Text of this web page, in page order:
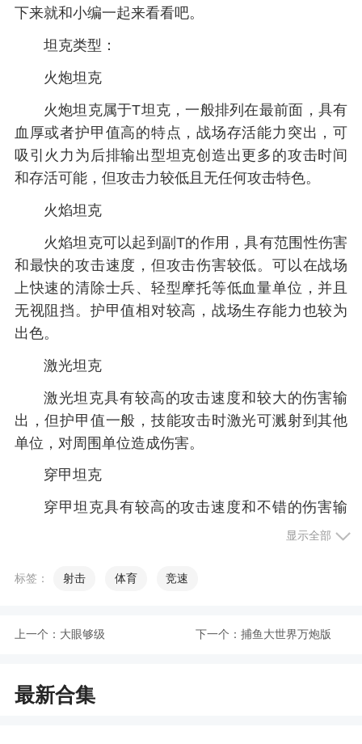
下来就和小编一起来看看吧。
坦克类型：
火炮坦克
火炮坦克属于T坦克，一般排列在最前面，具有
血厚或者护甲值高的特点，战场存活能力突出，可
吸引火力为后排输出型坦克创造出更多的攻击时间
和存活可能，但攻击力较低且无任何攻击特色。
火焰坦克
火焰坦克可以起到副T的作用，具有范围性伤害
和最快的攻击速度，但攻击伤害较低。可以在战场
上快速的清除士兵、轻型摩托等低血量单位，并且
无视阻挡。护甲值相对较高，战场生存能力也较为
出色。
激光坦克
激光坦克具有较高的攻击速度和较大的伤害输
出，但护甲值一般，技能攻击时激光可溅射到其他
单位，对周围单位造成伤害。
穿甲坦克
穿甲坦克具有较高的攻击速度和不错的伤害输
出，特别是针对重甲类单位，具有攻击的加成效
高爆坦克
性伤害，但攻速较慢，同时护甲值极低，战场生存
5种坦克，拥有3种护甲类型。攻击类型和护甲
显示全部
标签： 射击 体育 竞速
上一个： 大眼够级 下一个： 捕鱼大世界万炮版
最新合集